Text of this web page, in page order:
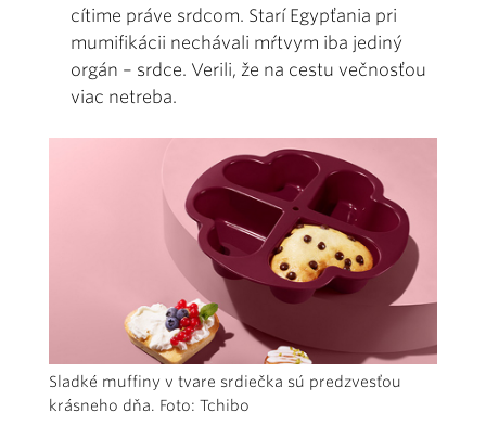
cítime práve srdcom. Starí Egypťania pri
mumifikácii nechávali mŕtvym iba jediný
orgán – srdce. Verili, že na cestu večnosťou
viac netreba.
Sladké muffiny v tvare srdiečka sú predzvesťou
krásneho dňa. Foto: Tchibo